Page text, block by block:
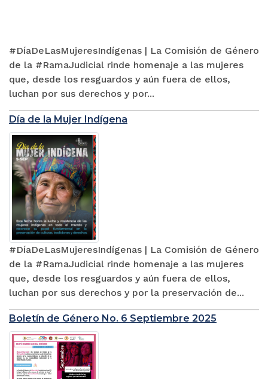
#DíaDeLasMujeresIndígenas | La Comisión de Género
de la #RamaJudicial rinde homenaje a las mujeres
que, desde los resguardos y aún fuera de ellos,
luchan por sus derechos y por...
Día de la Mujer Indígena
#DíaDeLasMujeresIndígenas | La Comisión de Género
de la #RamaJudicial rinde homenaje a las mujeres
que, desde los resguardos y aún fuera de ellos,
luchan por sus derechos y por la preservación de...
Boletín de Género No. 6 Septiembre 2025